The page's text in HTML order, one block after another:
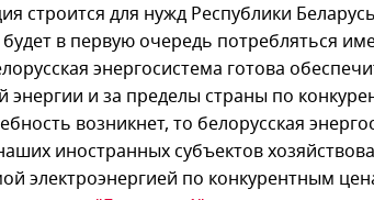
строится для нужд Республики
будет в первую очередь потребляться
энергосистема готова
энергии и за пределы страны по
возникнет, то белорусская
иностранных субъектов
электроэнергией по конкурентным